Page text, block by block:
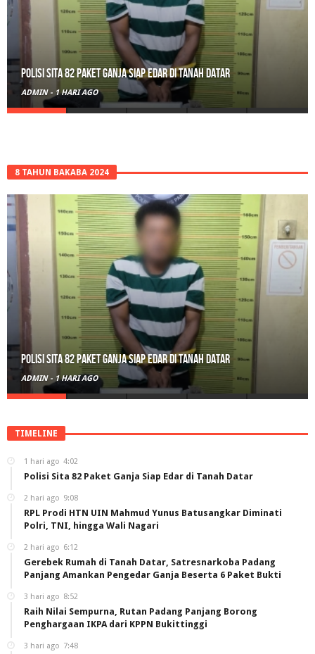
Polisi Sita 82 Paket Ganja Siap Edar di Tanah Datar
ADMIN - 1 HARI AGO
8 TAHUN BAKABA 2024
Polisi Sita 82 Paket Ganja Siap Edar di Tanah Datar
ADMIN - 1 HARI AGO
TIMELINE
1 hari ago 4:02
Polisi Sita 82 Paket Ganja Siap Edar di Tanah Datar
2 hari ago 9:08
RPL Prodi HTN UIN Mahmud Yunus Batusangkar Diminati
Polri, TNI, hingga Wali Nagari
2 hari ago 6:12
Gerebek Rumah di Tanah Datar, Satresnarkoba Padang
Panjang Amankan Pengedar Ganja Beserta 6 Paket Bukti
3 hari ago 8:52
Raih Nilai Sempurna, Rutan Padang Panjang Borong
Penghargaan IKPA dari KPPN Bukittinggi
3 hari ago 7:48